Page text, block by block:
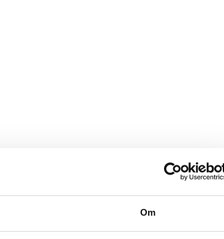
Om
hva betyr denne